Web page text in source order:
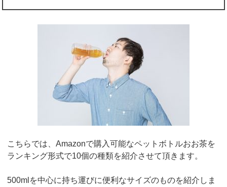
こちらでは、Amazonで購入可能なペットボトルおお茶を
ランキング形式で10個の種類を紹介させて頂きます。
500ml を中心に持ち運びに便利なサイズのものを紹介しま